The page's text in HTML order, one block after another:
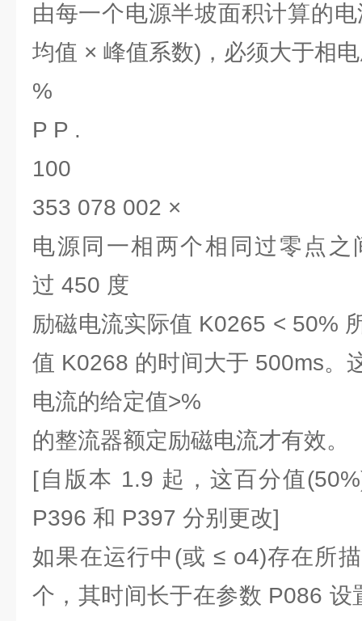
由每一个电源半坡面积计算的
均值 × 峰值系数)，必须大于相
%
P P .
100
353 078 002 ×
电源同一相两个相同过零点
过 450 度
励磁电流实际值 K0265 < 50%
值 K0268 的时间大于 500ms。
电流的给定值>%
的整流器额定励磁电流才有效。
[自版本 1.9 起，这百分值
P396 和 P397 分别更改]
如果在运行中(或 ≤ o4)存在所
个，其时间长于在参数 P086 设